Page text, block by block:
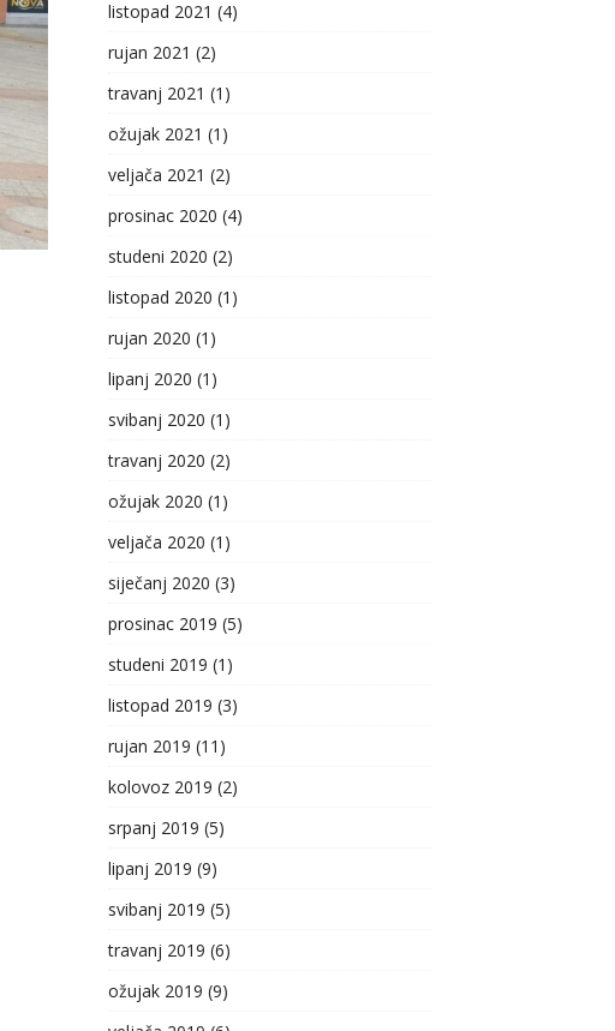
listopad 2021 (4)
rujan 2021 (2)
travanj 2021 (1)
ožujak 2021 (1)
veljača 2021 (2)
prosinac 2020 (4)
studeni 2020 (2)
listopad 2020 (1)
rujan 2020 (1)
lipanj 2020 (1)
svibanj 2020 (1)
travanj 2020 (2)
ožujak 2020 (1)
veljača 2020 (1)
siječanj 2020 (3)
prosinac 2019 (5)
studeni 2019 (1)
listopad 2019 (3)
rujan 2019 (11)
kolovoz 2019 (2)
srpanj 2019 (5)
lipanj 2019 (9)
svibanj 2019 (5)
travanj 2019 (6)
ožujak 2019 (9)